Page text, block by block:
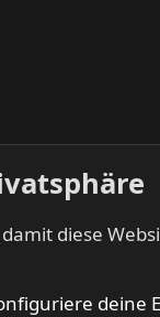
Death Metal &
damit diese
deine